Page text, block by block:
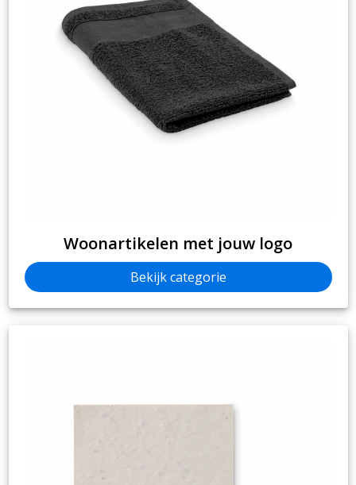
Toilettassen
Waterbestendige tassen
Goodiebags
Aktetassen
Trolleys
Woonartikelen met jouw logo
Bekijk categorie